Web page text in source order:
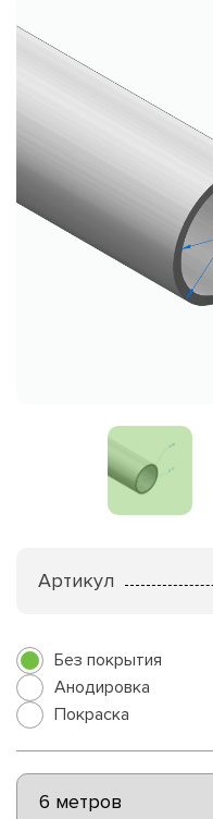
Артикул
Без покрытия
Анодировка
Покраска